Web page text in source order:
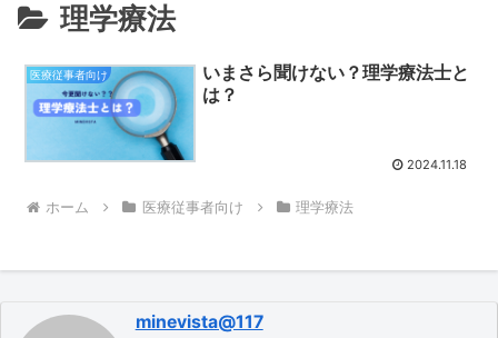
理学療法
医療従事者向け
いまさら聞けない？理学療法士と
は？
2024.11.18
ホーム 医療従事者向け 理学療法
minevista@117